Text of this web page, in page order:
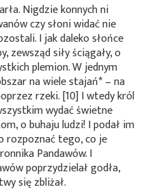
Nigdzie konnych ni
czy słoni widać nie
I jak daleko słońce
zewsząd siły ściągały, o
plemion. W jednym
na wielestajań*– na
rzeki. [10] I wtedy król
wydać świetne
o buhaju ludzi! I podał im
rozpoznać tego, co je
Pandawów. I
poprzydzielał godła,
się zbliżał.